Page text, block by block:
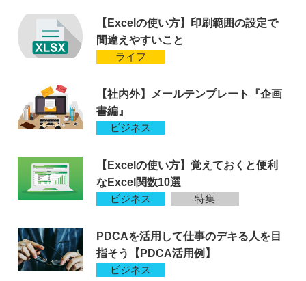
【Excelの使い方】印刷範囲の設定で
間違えやすいこと
ライフ
【社内外】メールテンプレート『企画
書編』
ビジネス
【Excelの使い方】覚えておくと便利
なExcel関数10選
ビジネス
特集
PDCAを活用して仕事のデキる人を目
指そう【PDCA活用例】
ビジネス